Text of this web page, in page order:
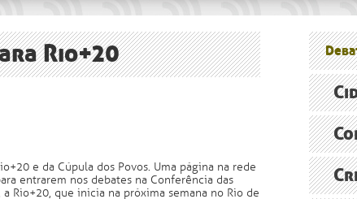
Assine
Rio+20
e da Cúpula dos Povos. Uma página na rede
entrarem nos debates na Conferência das
Rio+20, que inicia na próxima semana no Rio de
reformas
O
América
FAO